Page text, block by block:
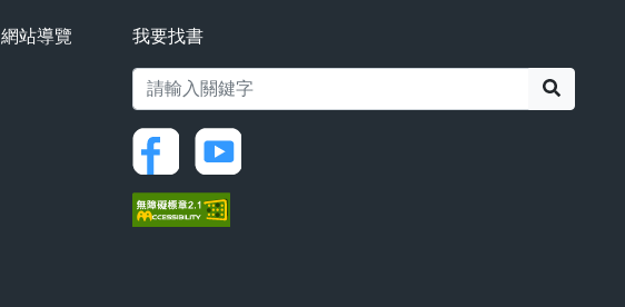
網站導覽 我要找書